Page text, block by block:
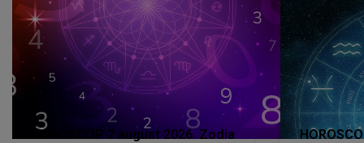
HOROSCOP 7 august 2026. Zodia